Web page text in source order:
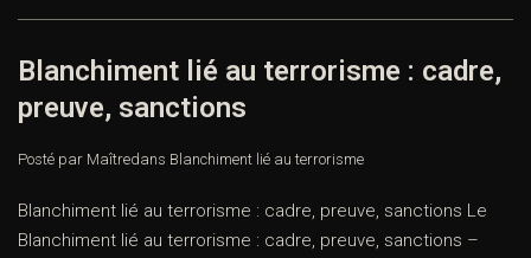
Blanchiment lié au terrorisme : cadre,
preuve, sanctions
Posté par Maîtredans Blanchiment lié au terrorisme
Blanchiment lié au terrorisme : cadre, preuve, sanctions Le
Blanchiment lié au terrorisme : cadre, preuve, sanctions –